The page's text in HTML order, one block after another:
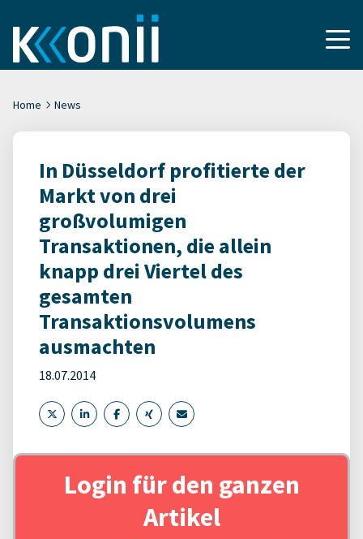
Home News
In Düsseldorf profitierte der
Markt von drei
großvolumigen
Transaktionen, die allein
knapp drei Viertel des
gesamten
Transaktionsvolumens
ausmachten
18.07.2014
Login für den ganzen
Artikel